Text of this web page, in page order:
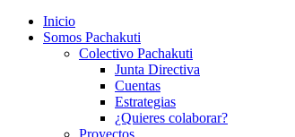
Inicio
Somos Pachakuti
Colectivo Pachakuti
Junta Directiva
Cuentas
Estrategias
¿Quieres colaborar?